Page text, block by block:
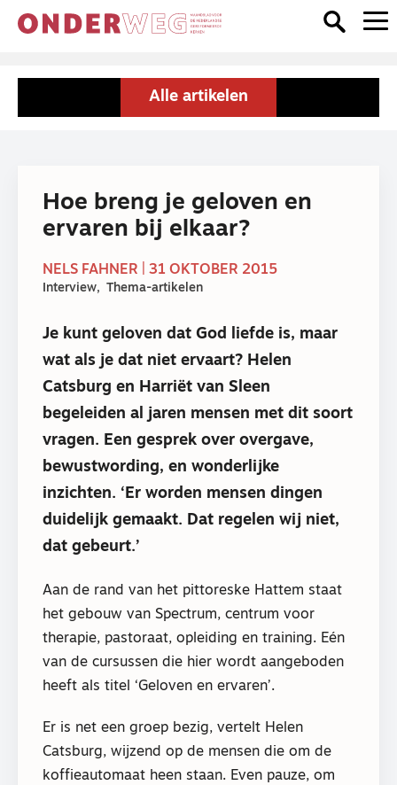
Alle artikelen
Hoe breng je geloven en
ervaren bij elkaar?
NELS FAHNER | 31 OKTOBER 2015
Interview Thema-artikelen
Je kunt geloven dat God liefde is, maar
wat als je dat niet ervaart? Helen
Catsburg en Harriët van Sleen
begeleiden al jaren mensen met dit soort
vragen. Een gesprek over overgave,
bewustwording, en wonderlijke
inzichten. ‘Er worden mensen dingen
duidelijk gemaakt. Dat regelen wij niet,
dat gebeurt.’
Aan de rand van het pittoreske Hattem staat
het gebouw van Spectrum, centrum voor
therapie, pastoraat, opleiding en training. Eén
van de cursussen die hier wordt aangeboden
heeft als titel ‘Geloven en ervaren’.
Er is net een groep bezig, vertelt Helen
Catsburg, wijzend op de mensen die om de
koffieautomaat heen staan. Even pauze, om